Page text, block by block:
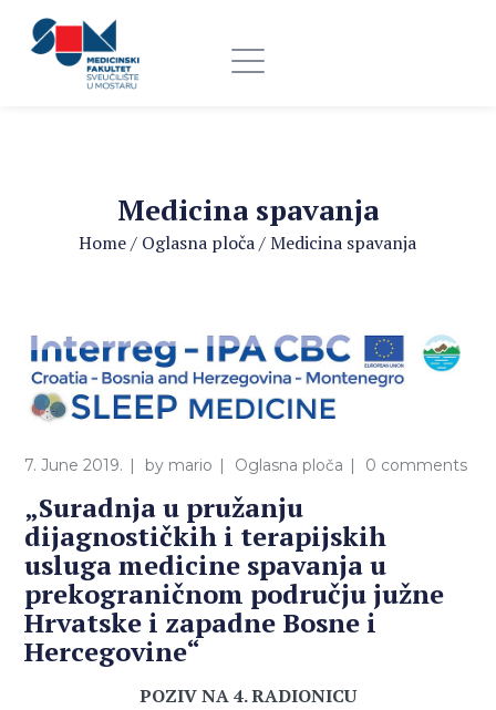
Medicina spavanja
Home/ Oglasna ploča/Medicina spavanja
7. June 2019. by mario Oglasna ploča 0 comments
„Suradnja u pružanju
dijagnostičkih i terapijskih
usluga medicine spavanja u
prekograničnom području južne
Hrvatske i zapadne Bosne i
Hercegovine“
POZIV NA 4. RADIONICU